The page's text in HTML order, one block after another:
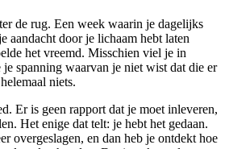
de rug. Een week waarin je dagelijks
aandacht door je lichaam hebt laten
het vreemd. Misschien viel je in
spanning waarvan je niet wist dat die er
niets.
Er is geen rapport dat je moet inleveren,
Het enige dat telt: je hebt het gedaan.
overgeslagen, en dan heb je ontdekt hoe